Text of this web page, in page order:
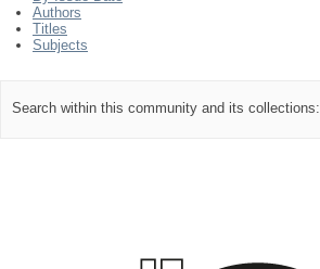
Authors
Titles
Subjects
Search within this community and its collections: